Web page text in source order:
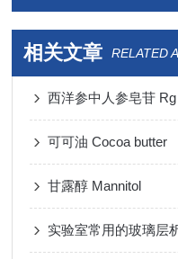
相关文章 RELATED
西洋参中人参皂苷
可可油 Cocoa butter
甘露醇 Mannitol
实验室常用的玻璃层